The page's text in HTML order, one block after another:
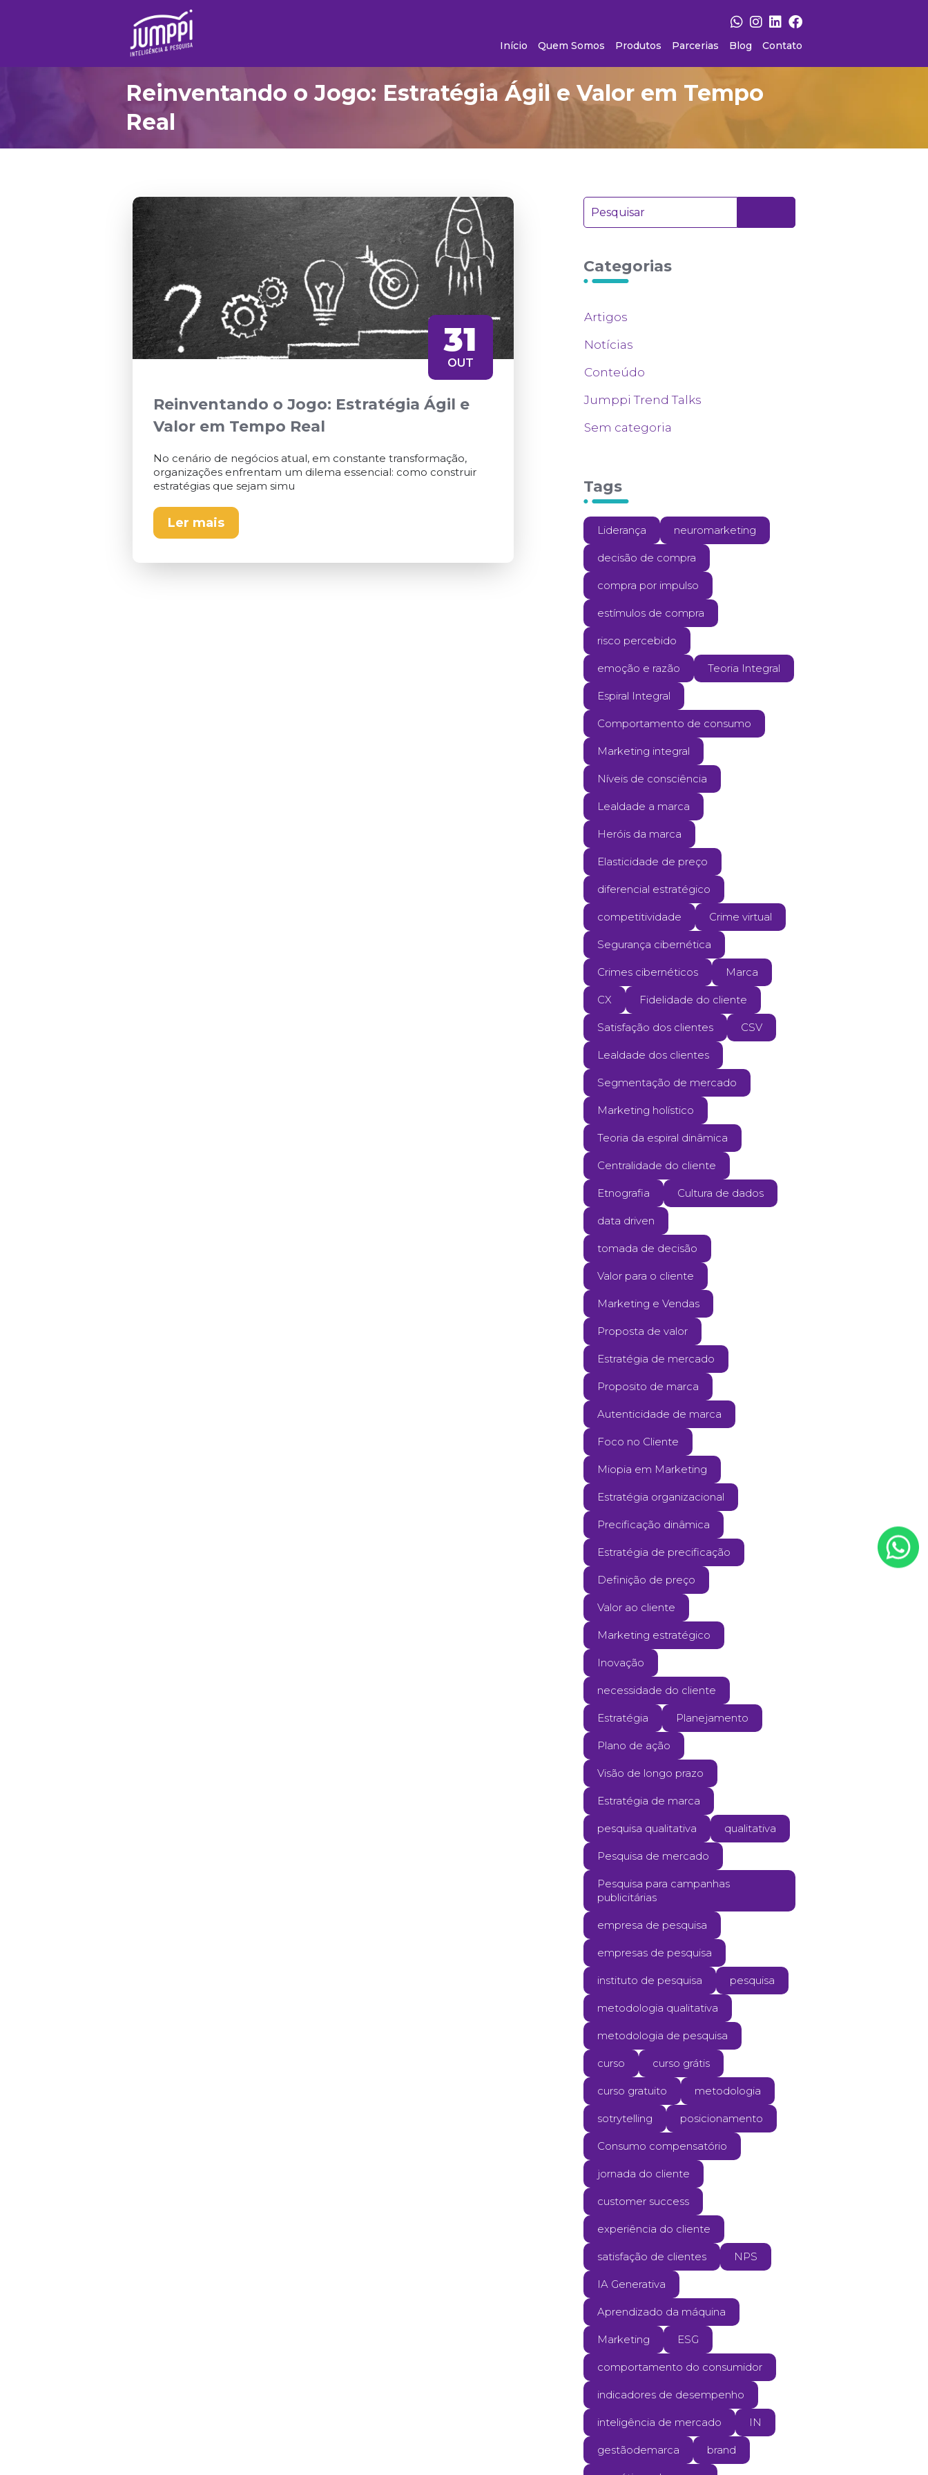
Início Quem Somos Produtos Parcerias Blog Contato
Reinventando o Jogo: Estratégia Ágil e Valor em Tempo
Real
31
OUT
Reinventando o Jogo: Estratégia Ágil e
Valor em Tempo Real
No cenário de negócios atual, em constante transformação,
organizações enfrentam um dilema essencial: como construir
estratégias que sejam simu
Ler mais
Categorias
Artigos
Notícias
Conteúdo
Jumppi Trend Talks
Sem categoria
Tags
Liderança neuromarketing
decisão de compra
compra por impulso
estímulos de compra
risco percebido
emoção e razão Teoria Integral
Espiral Integral
Comportamento de consumo
Marketing integral
Níveis de consciência
Lealdade a marca
Heróis da marca
Elasticidade de preço
diferencial estratégico
competitividade Crime virtual
Segurança cibernética
Crimes cibernéticos Marca
CX Fidelidade do cliente
Satisfação dos clientes CSV
Lealdade dos clientes
Segmentação de mercado
Marketing holístico
Teoria da espiral dinâmica
Centralidade do cliente
Etnografia Cultura de dados
data driven
tomada de decisão
Valor para o cliente
Marketing e Vendas
Proposta de valor
Estratégia de mercado
Proposito de marca
Autenticidade de marca
Foco no Cliente
Miopia em Marketing
Estratégia organizacional
Precificação dinâmica
Estratégia de precificação
Definição de preço
Valor ao cliente
Marketing estratégico
Inovação
necessidade do cliente
Estratégia Planejamento
Plano de ação
Visão de longo prazo
Estratégia de marca
pesquisa qualitativa qualitativa
Pesquisa de mercado
Pesquisa para campanhas
publicitárias
empresa de pesquisa
empresas de pesquisa
instituto de pesquisa pesquisa
metodologia qualitativa
metodologia de pesquisa
curso curso grátis
curso gratuito metodologia
sotrytelling posicionamento
Consumo compensatório
jornada do cliente
customer success
experiência do cliente
satisfação de clientes NPS
IA Generativa
Aprendizado da máquina
Marketing ESG
comportamento do consumidor
indicadores de desempenho
inteligência de mercado IN
gestãodemarca brand